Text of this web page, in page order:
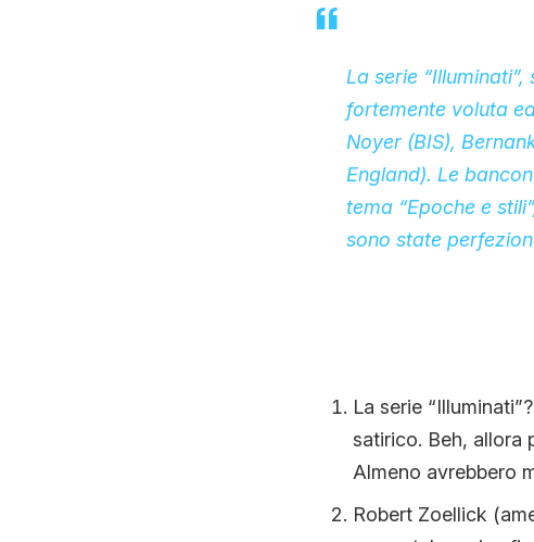
La serie
fortemente voluta
Noyer (BIS),
England). Le
tema “Epoche e
sono state
La serie
satirico. Beh, allora
Almeno avrebbero
Robert Zoellick